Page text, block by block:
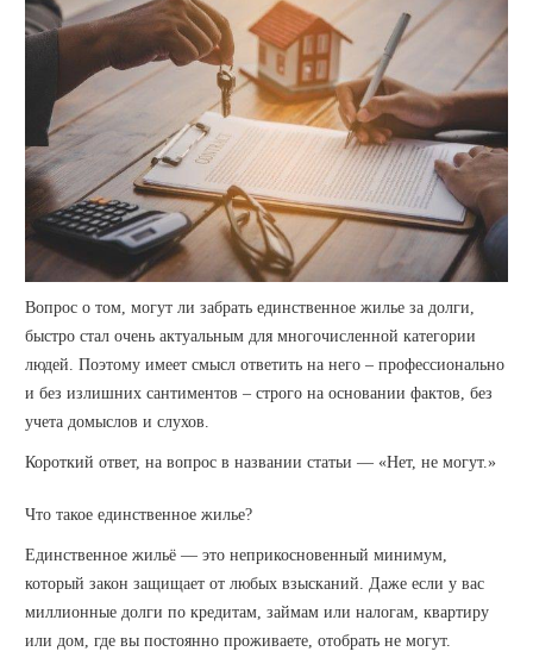
Вопрос о том, могут ли забрать единственное жилье за долги,
быстро стал очень актуальным для многочисленной категории
людей. Поэтому имеет смысл ответить на него – профессионально
и без излишних сантиментов – строго на основании фактов, без
учета домыслов и слухов.
Короткий ответ, на вопрос в названии статьи — «Нет, не могут.»
Что такое единственное жилье?
Единственное жильё — это неприкосновенный минимум,
который закон защищает от любых взысканий. Даже если у вас
миллионные долги по кредитам, займам или налогам, квартиру
или дом, где вы постоянно проживаете, отобрать не могут.